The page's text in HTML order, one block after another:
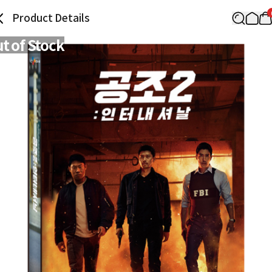
Product Details
of Stock